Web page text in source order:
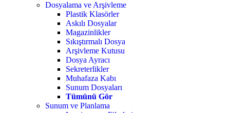
Dosyalama ve Arşivleme
Plastik Klasörler
Askılı Dosyalar
Magazinlikler
Sıkıştırmalı Dosya
Arşivleme Kutusu
Dosya Ayracı
Sekreterlikler
Muhafaza Kabı
Sunum Dosyaları
Tümünü Gör
Sunum ve Planlama